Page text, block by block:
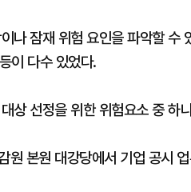
나 잠재 위험 요인을 파악할 수
이 다수 있었다.
상 선정을 위한 위험요소 중 하
원 본원 대강당에서 기업 공시